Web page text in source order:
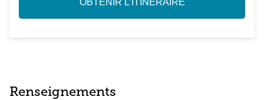
OBTENIR L’ITINÉRAIRE
Renseignements